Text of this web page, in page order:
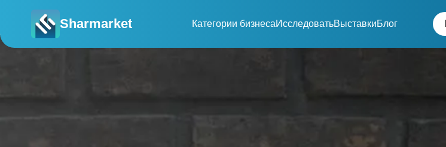
Sharmarket Категории бизнесаИсследоватьВыставкиБлог